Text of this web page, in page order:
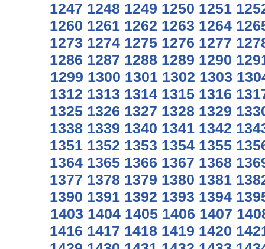
1247 1248 1249 1250 1251
1260 1261 1262 1263 1264
1273 1274 1275 1276 1277
1286 1287 1288 1289 1290
1299 1300 1301 1302 1303
1312 1313 1314 1315 1316
1325 1326 1327 1328 1329
1338 1339 1340 1341 1342
1351 1352 1353 1354 1355
1364 1365 1366 1367 1368
1377 1378 1379 1380 1381
1390 1391 1392 1393 1394
1403 1404 1405 1406 1407
1416 1417 1418 1419 1420